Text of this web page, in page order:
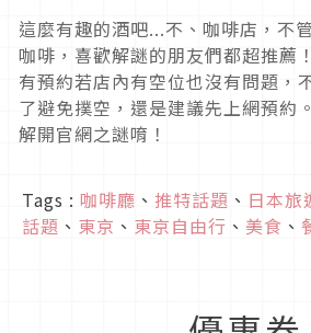
這麼有趣的酒吧...不、咖啡店，不
咖啡，喜歡解謎的朋友們都超推薦
有預約若店內有空位也沒有問題，
了避免撲空，還是建議先上網預約
解開官網之謎唷！
Tags : 咖啡廳 、 推特話題 、 日本旅
話題 、 東京 、 東京自由行 、 美食 、